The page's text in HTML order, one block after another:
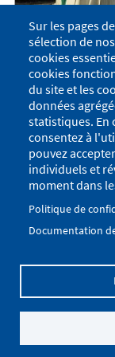
Point
de la
ATTENTION
Le point
déplacé de la
Dans le cadre
foyer est ainsi
en charge du
Sur les pages
sélection de
cookies
cookies
du site et les
données
statistiques. En
consentez à
pouvez
individuels et
moment dans
Politique de
Documentation
Menu
compte